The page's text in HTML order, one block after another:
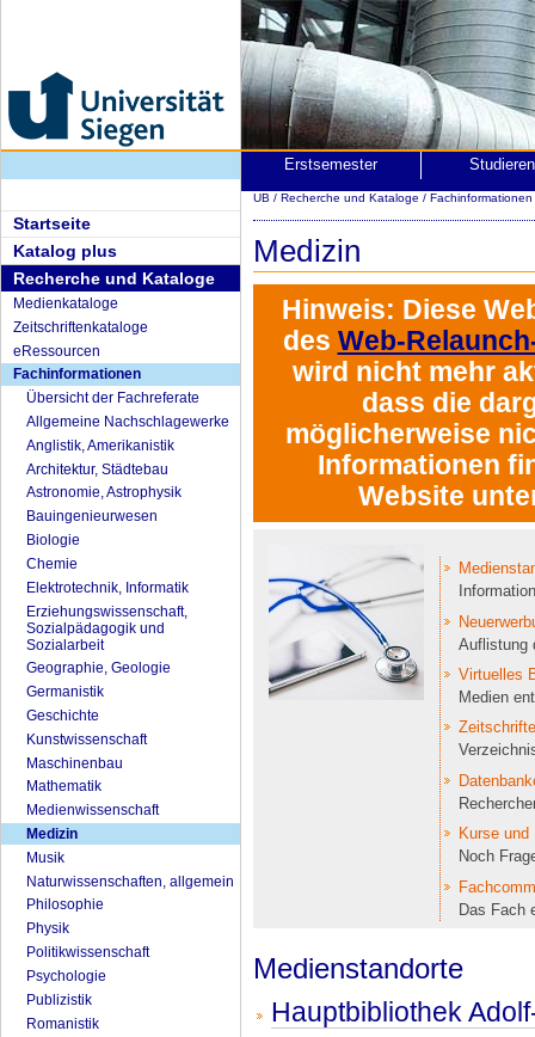
Startseite
Katalog plus
Recherche und Kataloge
Medienkataloge
Zeitschriftenkataloge
eRessourcen
Fachinformationen
Übersicht der Fachreferate
Allgemeine Nachschlagewerke
Anglistik, Amerikanistik
Architektur, Städtebau
Astronomie, Astrophysik
Bauingenieurwesen
Biologie
Chemie
Elektrotechnik, Informatik
Erziehungswissenschaft,
Sozialpädagogik und
Sozialarbeit
Geographie, Geologie
Germanistik
Geschichte
Kunstwissenschaft
Maschinenbau
Mathematik
Medienwissenschaft
Medizin
Musik
Naturwissenschaften, allgemein
Philosophie
Physik
Politikwissenschaft
Psychologie
Publizistik
Romanistik
Erstsemester
UB / Recherche und Kataloge / Fachinformationen
Medizin
Hinweis: Diese
des Web-
wird nicht mehr
dass die
möglicherweise
Informationen
Website
Auflistung
Virtuelles
Medien
Kurse und
Noch
Das Fach
Medienstandorte
Hauptbibliothek